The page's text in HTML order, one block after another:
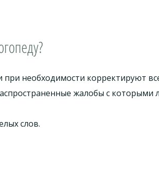
при необходимости корректируют
жалобы с которыми
слов.